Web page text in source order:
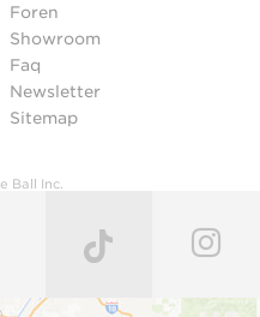
Foren
Showroom
Faq
Newsletter
Sitemap
Ball Inc.